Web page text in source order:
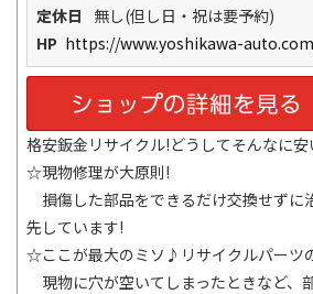
格安鈑金リサイクル!どうしてそんなに安
☆現物修理が大原則!
損傷した部品をできるだけ交換せずに
先しています!
☆ここが最大のミソ♪リサイクルパーツ
現物に穴が空いてしまったときなど、
定休日
無し(但し日・祝は要予約)
HP https://www.yoshikawa-